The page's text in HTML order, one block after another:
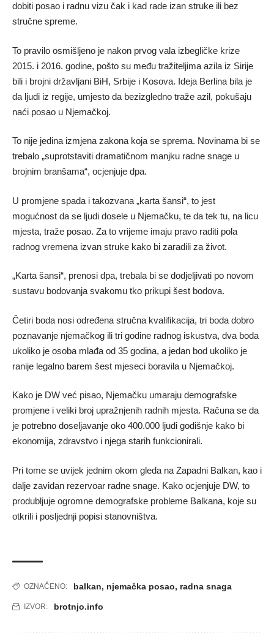
dobiti posao i radnu vizu čak i kad rade izan struke ili bez
stručne spreme.
To pravilo osmišljeno je nakon prvog vala izbegličke krize
2015. i 2016. godine, pošto su među tražiteljima azila iz Sirije
bili i brojni državljani BiH, Srbije i Kosova. Ideja Berlina bila je
da ljudi iz regije, umjesto da bezizgledno traže azil, pokušaju
naći posao u Njemačkoj.
To nije jedina izmjena zakona koja se sprema. Novinama bi se
trebalo „suprotstaviti dramatičnom manjku radne snage u
brojnim branšama“, ocjenjuje dpa.
U promjene spada i takozvana „karta šansi“, to jest
mogućnost da se ljudi dosele u Njemačku, te da tek tu, na licu
mjesta, traže posao. Za to vrijeme imaju pravo raditi pola
radnog vremena izvan struke kako bi zaradili za život.
„Karta šansi“, prenosi dpa, trebala bi se dodjeljivati po novom
sustavu bodovanja svakomu tko prikupi šest bodova.
Četiri boda nosi određena stručna kvalifikacija, tri boda dobro
poznavanje njemačkog ili tri godine radnog iskustva, dva boda
ukoliko je osoba mlađa od 35 godina, a jedan bod ukoliko je
ranije legalno barem šest mjeseci boravila u Njemačkoj.
Kako je DW već pisao, Njemačku umaraju demografske
promjene i veliki broj upražnjenih radnih mjesta. Računa se da
je potrebno doseljavanje oko 400.000 ljudi godišnje kako bi
ekonomija, zdravstvo i njega starih funkcionirali.
Pri tome se uvijek jednim okom gleda na Zapadni Balkan, kao i
dalje zavidan rezervoar radne snage. Kako ocjenjuje DW, to
produbljuje ogromne demografske probleme Balkana, koje su
otkrili i posljednji popisi stanovništva.
OZNAČENO: balkan, njemačka posao, radna snaga
IZVOR: brotnjo.info